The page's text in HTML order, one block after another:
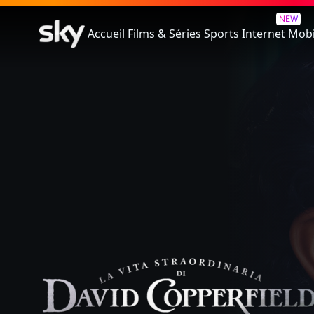
Accueil Films & Séries Sports
NEW
Internet
The Personal History of